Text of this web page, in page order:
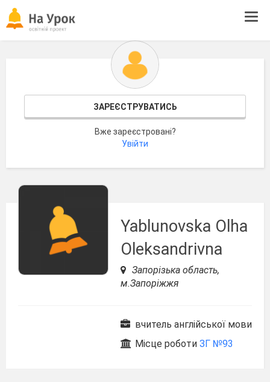
ЗАРЕЄСТРУВАТИСЬ
Вже зареєстровані?
Увійти
Yablunovska Olha
Oleksandrivna
Запорізька область,
м.Запоріжжя
вчитель англійської мови
Місце роботи ЗГ №93